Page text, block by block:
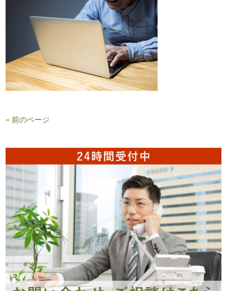
« 前のページ